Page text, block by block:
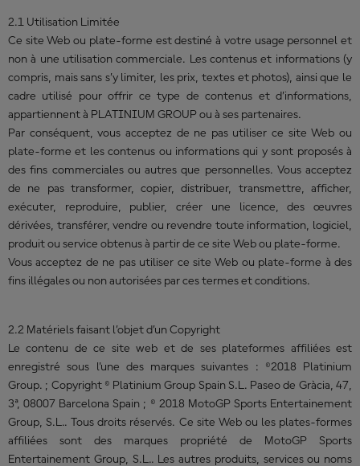
2.1 Utilisation Limitée
Ce site Web ou plate-forme est destiné à votre usage personnel et
non à une utilisation commerciale. Les contenus et informations (y
compris, mais sans s’y limiter, les prix, textes et photos), ainsi que le
cadre utilisé pour offrir ce type de contenus et d’informations,
appartiennent à PLATINIUM GROUP ou à ses partenaires.
Par conséquent, vous acceptez de ne pas utiliser ce site Web ou
plate-forme et les contenus ou informations qui y sont proposés à
des fins commerciales ou autres que personnelles. Vous acceptez
de ne pas transformer, copier, distribuer, transmettre, afficher,
exécuter, reproduire, publier, créer une licence, des œuvres
dérivées, transférer, vendre ou revendre toute information, logiciel,
produit ou service obtenus à partir de ce site Web ou plate-forme.
Vous acceptez de ne pas utiliser ce site Web ou plate-forme à des
fins illégales ou non autorisées par ces termes et conditions.
2.2 Matériels faisant l’objet d’un Copyright
Le contenu de ce site web et de ses plateformes affiliées est
enregistré sous l'une des marques suivantes : ©2018 Platinium
Group. ; Copyright © Platinium Group Spain S.L. Paseo de Gràcia, 47,
3ª, 08007 Barcelona Spain ; © 2018 MotoGP Sports Entertainement
Group, S.L.. Tous droits réservés. Ce site Web ou les plates-formes
affiliées sont des marques propriété de MotoGP Sports
Entertainement Group, S.L.. Les autres produits, services ou noms